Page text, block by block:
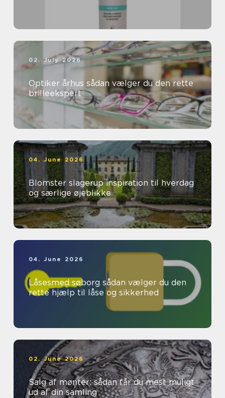
02. July 2026
Optiker århus sådan vælger du den rette
brilleekspert
04. June 2026
Blomster slagerup inspiration til hverdag
og særlige øjeblikke
04. June 2026
Låsesmed søborg sådan vælger du den
rette hjælp til låse og sikkerhed
02. June 2026
Salg af mønter: sådan får du mest muligt
ud af din samling